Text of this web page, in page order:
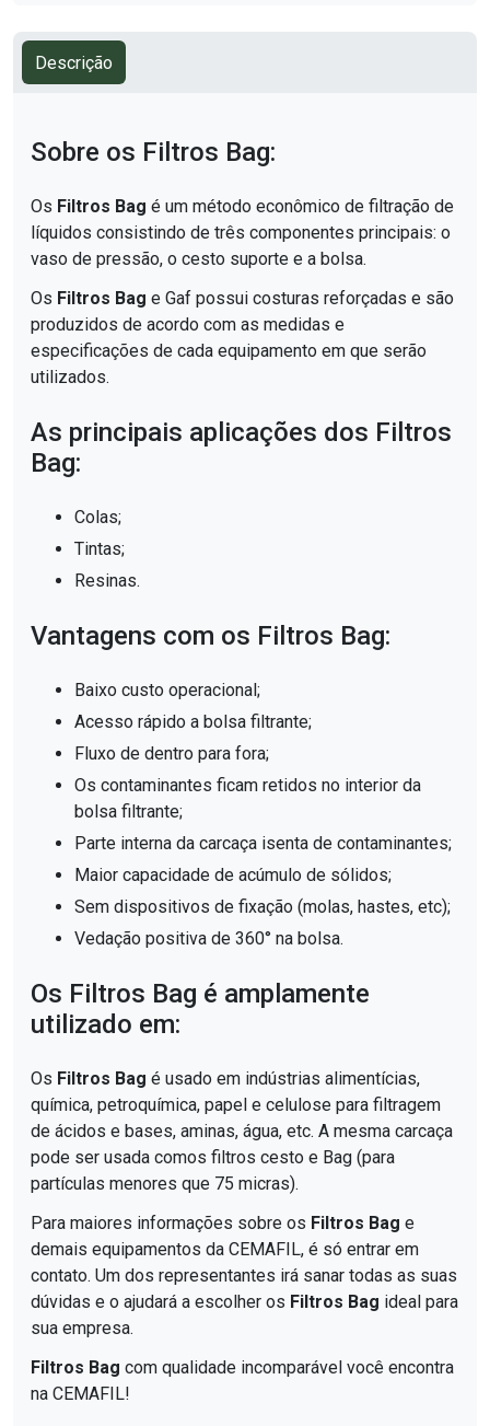
Descrição
Sobre os Filtros Bag:
Os Filtros Bag é um método econômico de filtração de
líquidos consistindo de três componentes principais: o
vaso de pressão, o cesto suporte e a bolsa.
Os Filtros Bag e Gaf possui costuras reforçadas e são
produzidos de acordo com as medidas e
especificações de cada equipamento em que serão
utilizados.
As principais aplicações dos Filtros
Bag:
Colas;
Tintas;
Resinas.
Vantagens com os Filtros Bag:
Baixo custo operacional;
Acesso rápido a bolsa filtrante;
Fluxo de dentro para fora;
Os contaminantes ficam retidos no interior da
bolsa filtrante;
Parte interna da carcaça isenta de contaminantes;
Maior capacidade de acúmulo de sólidos;
Sem dispositivos de fixação (molas, hastes, etc);
Vedação positiva de 360° na bolsa.
Os Filtros Bag é amplamente
utilizado em:
Os Filtros Bag é usado em indústrias alimentícias,
química, petroquímica, papel e celulose para filtragem
de ácidos e bases, aminas, água, etc. A mesma carcaça
pode ser usada comos filtros cesto e Bag (para
partículas menores que 75 micras).
Para maiores informações sobre os Filtros Bag e
demais equipamentos da CEMAFIL, é só entrar em
contato. Um dos representantes irá sanar todas as suas
dúvidas e o ajudará a escolher os Filtros Bag ideal para
sua empresa.
Filtros Bag com qualidade incomparável você encontra
na CEMAFIL!